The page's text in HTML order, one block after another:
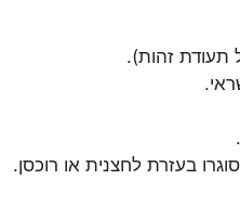
זהות).
בעזרת לחצנית או רוכסן.